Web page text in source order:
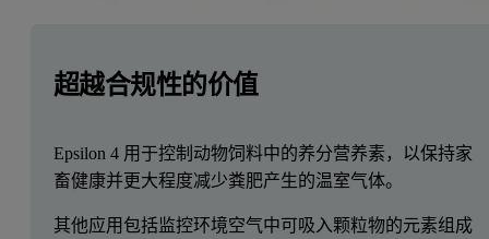
超越合规性的价值
Epsilon 4 用于控制动物饲料中的养分营养素，以保持家
畜健康并更大程度减少粪肥产生的温室气体。
其他应用包括监控环境空气中可吸入颗粒物的元素组成